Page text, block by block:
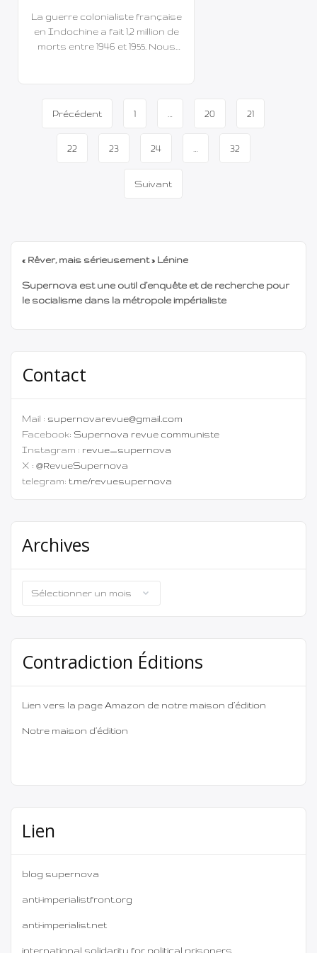
La guerre colonialiste française
en Indochine a fait 1,2 million de
morts entre 1946 et 1955. Nous
La même répression coloniale à
dans ce qu’on appelait l’Afrique
Navigation
Précédent 1 20 21
22 23 24 32
Suivant
« Rêver, mais sérieusement » Lénine
Supernova est une outil d’enquête et de recherche pour
le socialisme dans la métropole impérialiste
Contact
Mail : supernovarevue@gmail.com
Facebook: Supernova revue communiste
Instagram : revue_supernova
X : @RevueSupernova
telegram: t.me/revuesupernova
Archives
Contradiction Éditions
Lien vers la page Amazon de notre maison d’édition
Notre maison d’édition
Lien
blog supernova
anti-imperialistfront.org
anti-imperialist.net
international solidarity for political prisoners